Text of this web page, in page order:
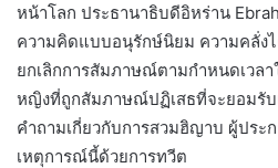
หน้าโลก ประธานาธิบดีอิหร่าน
ความคิดแบบอนุรักษ์นิยม ความคลั่งไ
ยกเลิกการสัมภาษณ์ตามกำหนดเวลา
หญิงที่ถูกสัมภาษณ์ปฏิเสธที่จะยอมรับ
คำถามเกี่ยวกับการสวมฮิญาบ ผู้ประ
เหตุการณ์นี้ด้วยการทวีต